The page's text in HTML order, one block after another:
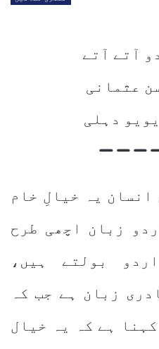
آتے آتے
عثمانی
دہلی
انسان یہ خیالِ خام
زبان اچھی طرح
بولتے ہیں،
زبان ہے جب کہ
ہے کہ یہ خیال